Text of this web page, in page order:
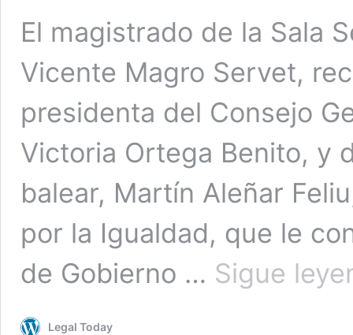
El magistrado de la Sala
Vicente Magro Servet,
presidenta del Consejo
Victoria Ortega Benito, y
balear, Martín Aleñar
por la Igualdad, que le
de Gobierno … Sigue
Legal Today